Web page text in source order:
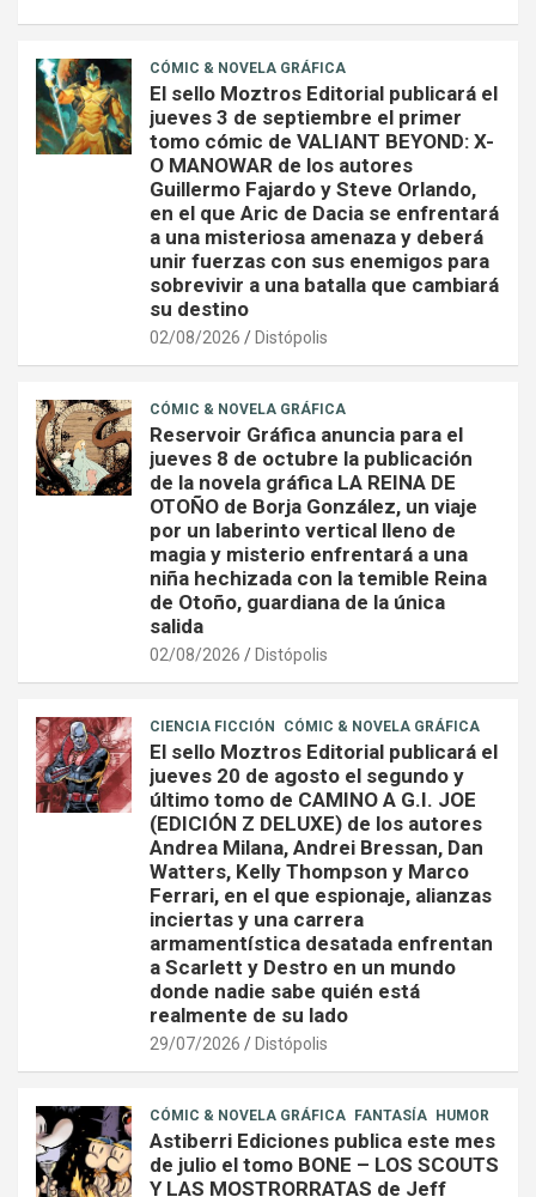
CÓMIC & NOVELA GRÁFICA
El sello Moztros Editorial publicará el
jueves 3 de septiembre el primer
tomo cómic de VALIANT BEYOND: X-
O MANOWAR de los autores
Guillermo Fajardo y Steve Orlando,
en el que Aric de Dacia se enfrentará
a una misteriosa amenaza y deberá
unir fuerzas con sus enemigos para
sobrevivir a una batalla que cambiará
su destino
02/08/2026 Distópolis
CÓMIC & NOVELA GRÁFICA
Reservoir Gráfica anuncia para el
jueves 8 de octubre la publicación
de la novela gráfica LA REINA DE
OTOÑO de Borja González, un viaje
por un laberinto vertical lleno de
magia y misterio enfrentará a una
niña hechizada con la temible Reina
de Otoño, guardiana de la única
salida
02/08/2026 Distópolis
CIENCIA FICCIÓN CÓMIC & NOVELA GRÁFICA
El sello Moztros Editorial publicará el
jueves 20 de agosto el segundo y
último tomo de CAMINO A G.I. JOE
(EDICIÓN Z DELUXE) de los autores
Andrea Milana, Andrei Bressan, Dan
Watters, Kelly Thompson y Marco
Ferrari, en el que espionaje, alianzas
inciertas y una carrera
armamentística desatada enfrentan
a Scarlett y Destro en un mundo
donde nadie sabe quién está
realmente de su lado
29/07/2026 Distópolis
CÓMIC & NOVELA GRÁFICA FANTASÍA HUMOR
Astiberri Ediciones publica este mes
de julio el tomo BONE – LOS SCOUTS
Y LAS MOSTRORRATAS de Jeff